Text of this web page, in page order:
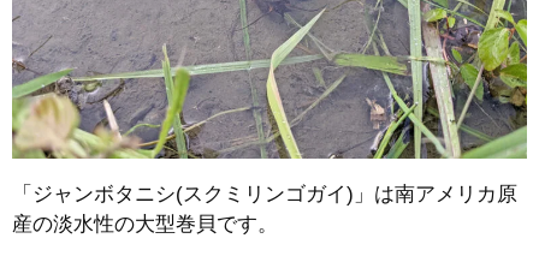
「ジャンボタニシ(スクミリンゴガイ)」は南アメリカ原
産の淡水性の大型巻貝です。